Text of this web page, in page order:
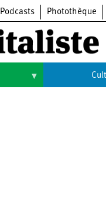
Podcasts Photothèque